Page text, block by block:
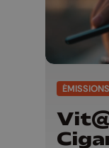
ÉMISSIONS